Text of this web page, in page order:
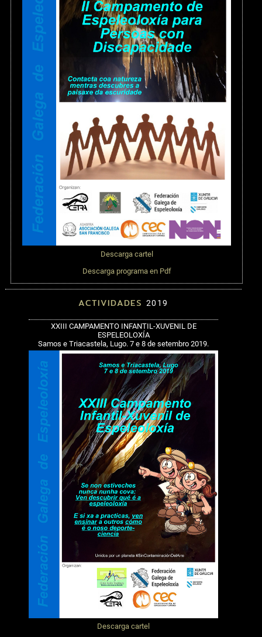
Descarga cartel
Descarga programa en Pdf
ACTIVIDADES 2019
XXIII CAMPAMENTO INFANTIL-XUVENIL DE
ESPELEOLOXÍA
Samos e Triacastela, Lugo. 7 e 8 de setembro 2019.
Descarga cartel